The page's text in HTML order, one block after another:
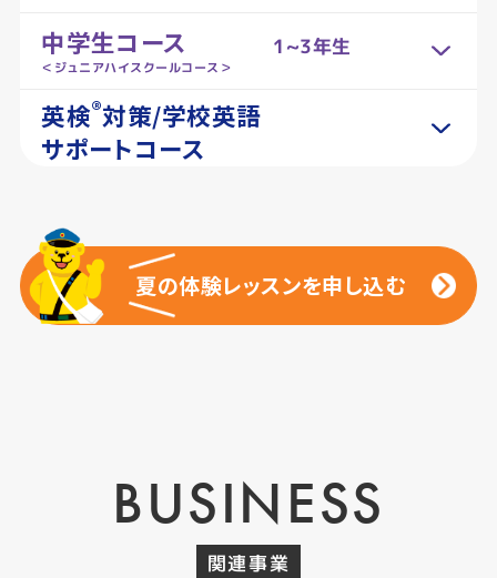
中学生コース 1~3年生
＜ジュニアハイスクールコース＞
英検®対策/学校英語
サポートコース
夏の体験レッスンを申し込む
夏の体験レッスンを申し込む
BUSINESS
関連事業